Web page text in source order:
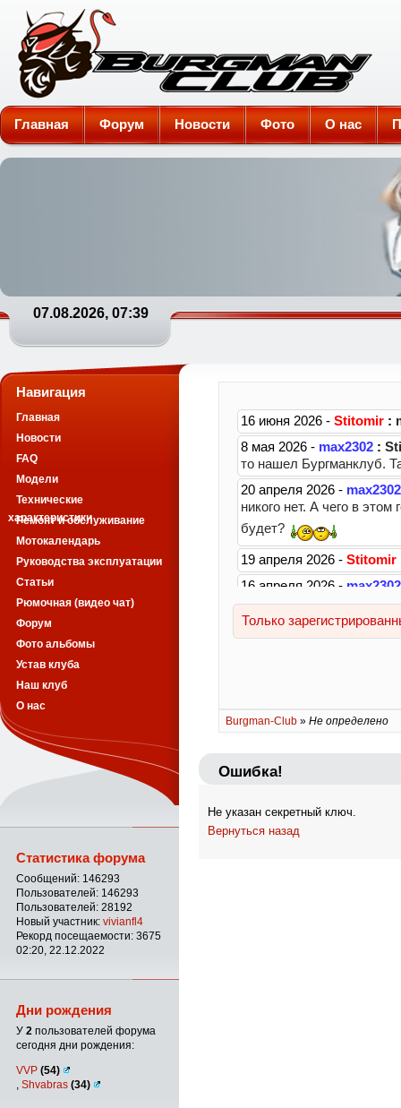
Burgman-Club
Главная Форум Новости Фото О нас
07.08.2026, 07:39
Burgman-Club » Не определено
Ошибка!
Не указан секретный ключ.
Вернуться назад
Навигация
Главная
Новости
FAQ
Модели
Технические
характеристики
Ремонт и обслуживание
Мотокалендарь
Руководства эксплуатации
Статьи
Рюмочная (видео чат)
Форум
Фото альбомы
Устав клуба
Наш клуб
О нас
Статистика форума
Сообщений: 146293
Пользователей: 146293
Пользователей: 28192
Новый участник: vivianfl4
Рекорд посещаемости: 3675
02:20, 22.12.2022
Дни рождения
У 2 пользователей форума
сегодня дни рождения:
VVP (54)
Shvabras (34)